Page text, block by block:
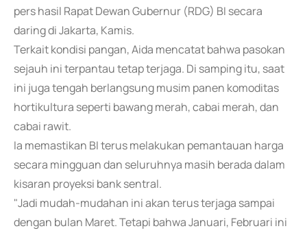
pers hasil Rapat Dewan Gubernur (RDG) BI secara
daring di Jakarta, Kamis.
Terkait kondisi pangan, Aida mencatat bahwa pasokan
sejauh ini terpantau tetap terjaga. Di samping itu, saat
ini juga tengah berlangsung musim panen komoditas
hortikultura seperti bawang merah, cabai merah, dan
cabai rawit.
Ia memastikan BI terus melakukan pemantauan harga
secara mingguan dan seluruhnya masih berada dalam
kisaran proyeksi bank sentral.
"Jadi mudah-mudahan ini akan terus terjaga sampai
dengan bulan Maret. Tetapi bahwa Januari, Februari ini